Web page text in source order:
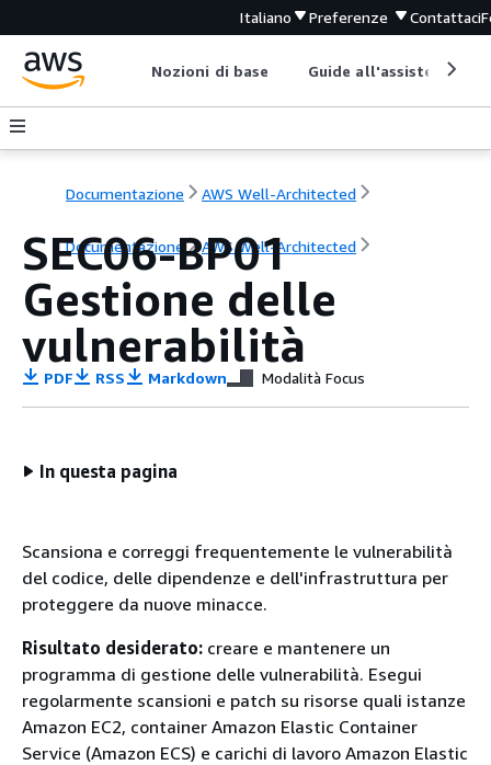
Italiano Preferenze Contattaci
Nozioni di base Guide all'assistenza
Documentazione AWS Well-Architected
Documentazione AWS Well-Architected
SEC06-BP01
Gestione delle
vulnerabilità
PDF RSS Markdown Modalità Focus
In questa pagina
Scansiona e correggi frequentemente le vulnerabilità
del codice, delle dipendenze e dell'infrastruttura per
proteggere da nuove minacce.
Risultato desiderato: creare e mantenere un
programma di gestione delle vulnerabilità. Esegui
regolarmente scansioni e patch su risorse quali istanze
Amazon EC2, container Amazon Elastic Container
Service (Amazon ECS) e carichi di lavoro Amazon Elastic